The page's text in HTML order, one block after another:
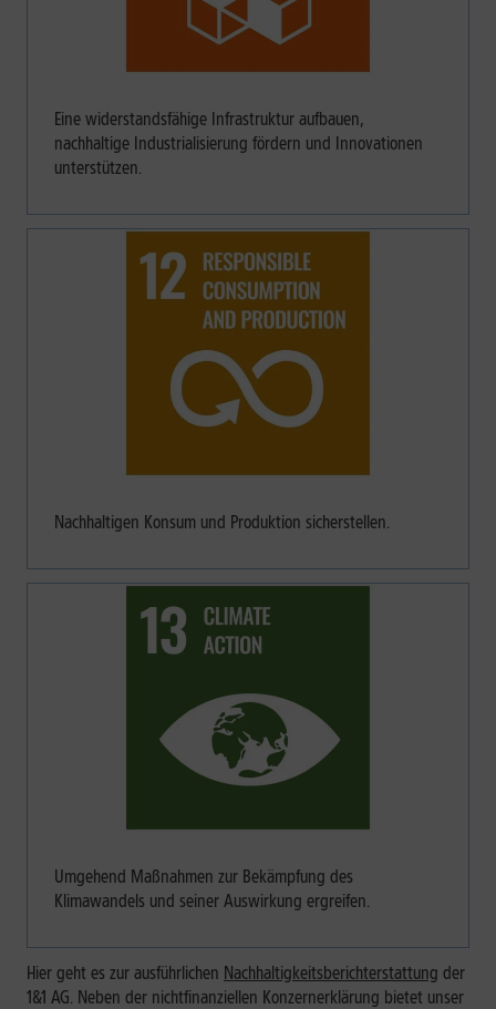
Eine widerstandsfähige Infrastruktur aufbauen,
nachhaltige Industrialisierung fördern und Innovationen
unterstützen.
Nachhaltigen Konsum und Produktion sicherstellen.
Umgehend Maßnahmen zur Bekämpfung des
Klimawandels und seiner Auswirkung ergreifen.
Hier geht es zur ausführlichen Nachhaltigkeitsberichterstattung der
1&1 AG. Neben der nichtfinanziellen Konzernerklärung bietet unser